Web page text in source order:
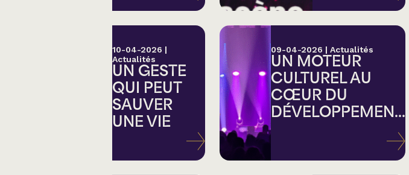
Musique (Blues, folk,
traditionnelle)
Country
Famille
Spectacles en location
10-04-2026 |
Actualités
UN GESTE
QUI PEUT
SAUVER
UNE VIE
09-04-2026 | Actualités
UN MOTEUR
CULTUREL AU
CŒUR DU
DÉVELOPPEMEN...